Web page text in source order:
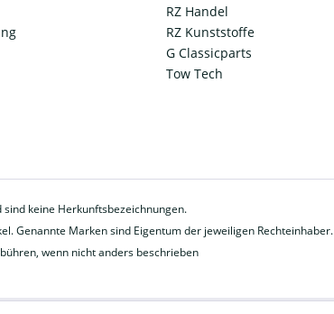
RZ Handel
RZ Kunststoffe
G Classicparts
Tow Tech
keine Herkunftsbezeichnungen.
Genannte Marken sind Eigentum der jeweiligen Rechteinhaber.
wenn nicht anders beschrieben